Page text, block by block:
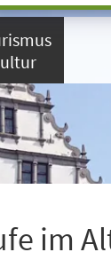
im